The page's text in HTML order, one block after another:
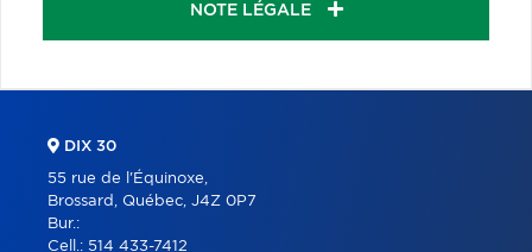
NOTE LÉGALE
DIX 30
55 rue de l'Équinoxe,
Brossard, Québec, J4Z 0P7
Bur.:
Cell.: 514 433-7412